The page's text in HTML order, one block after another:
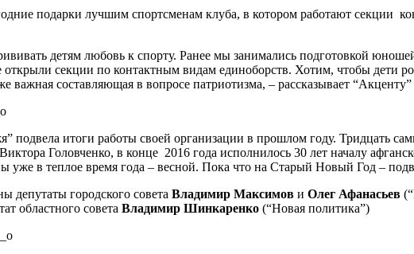
подарки лучшим спортсменам клуба, в котором работают секции
детям любовь к спорту. Ранее мы занимались подготовкой
открыли секции по контактным видам единоборств. Хотим, чтобы
важная составляющая в вопросе патриотизма, – рассказывает
подвела итоги работы своей организации в прошлом году. Тридцать
Головченко, в конце 2016 года исполнилось 30 лет началу
уже в теплое время года – весной. Пока что на Старый Новый Год –
городского совета Владимир Максимов и Олег Афанасьев
областного совета Владимир Шинкаренко (“Новая политика”)